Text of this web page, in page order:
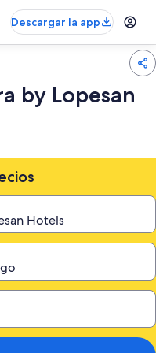
Descargar la app
by Lopesan